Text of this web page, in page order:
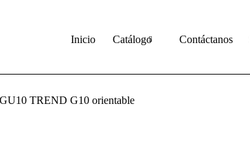
Inicio Catálogo Contáctanos
TREND G10 orientable